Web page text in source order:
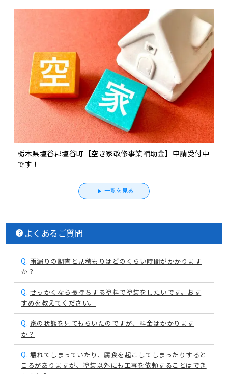
栃木県塩谷郡塩谷町【空き家改修事業補助金】申請受付中
です！
一覧を見る
よくあるご質問
Q. 雨漏りの調査と見積もりはどのくらい時間がかかります
か？
Q. せっかくなら長持ちする塗料で塗装をしたいです。おす
すめを教えてください。
Q. 家の状態を見てもらいたのですが、料金はかかります
か？
Q. 壊れてしまっていたり、腐食を起こしてしまったりすると
ころがありますが、塗装以外にも工事を依頼することはでき